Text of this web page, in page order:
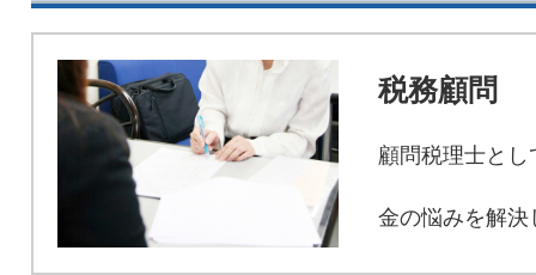
税務顧問
顧問税理士とし
金の悩みを解決